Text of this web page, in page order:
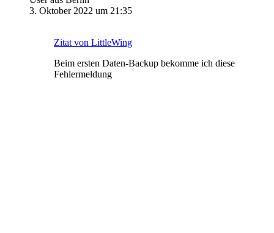
3. Oktober 2022 um 21:35
Zitat von LittleWing
Beim ersten Daten-Backup bekomme ich diese
Fehlermeldung